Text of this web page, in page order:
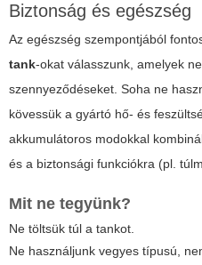
Biztonság és egészség
Az egészség szempontjából
tank-okat válasszunk, amelyek
szennyeződéseket. Soha ne
kövessük a gyártó hő- és
akkumulátoros modokkal
és a biztonsági funkciókra (pl.
Mit ne tegyünk?
Ne töltsük túl a tankot.
Ne használjunk vegyes típusú,